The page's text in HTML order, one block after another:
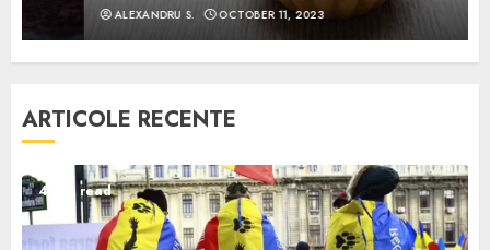
ALEXANDRU S. OCTOBER 11, 2023
ARTICOLE RECENTE
4 min read